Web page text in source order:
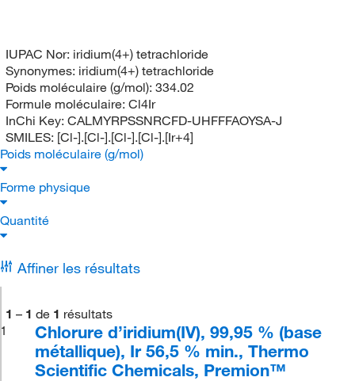
IUPAC Nor: iridium(4+) tetrachloride
Synonymes: iridium(4+) tetrachloride
Poids moléculaire (g/mol): 334.02
Formule moléculaire: Cl4Ir
InChi Key: CALMYRPSSNRCFD-UHFFFAOYSA-J
SMILES: [Cl-].[Cl-].[Cl-].[Cl-].[Ir+4]
Poids moléculaire (g/mol)
Forme physique
Quantité
Affiner les résultats
1 – 1 de 1 résultats
1
Chlorure d’iridium(IV), 99,95 % (base
métallique), Ir 56,5 % min., Thermo
Scientific Chemicals, Premion™